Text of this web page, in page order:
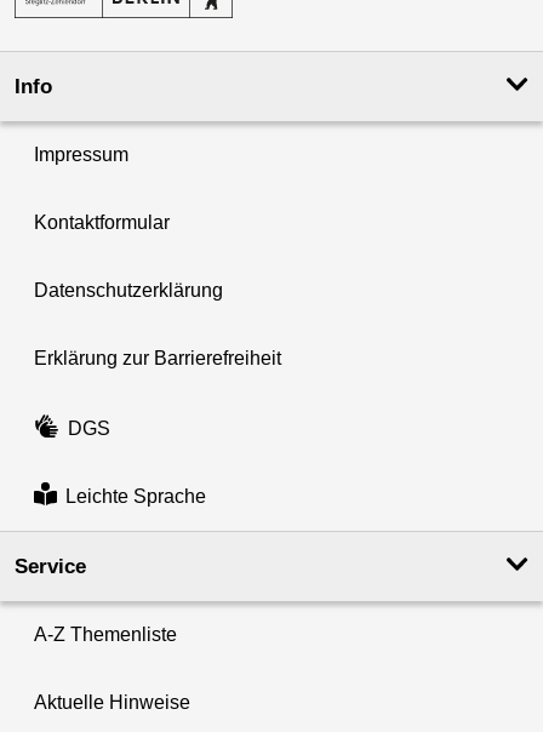
Info
Impressum
Kontaktformular
Datenschutzerklärung
Erklärung zur Barrierefreiheit
DGS
Leichte Sprache
Service
A-Z Themenliste
Aktuelle Hinweise